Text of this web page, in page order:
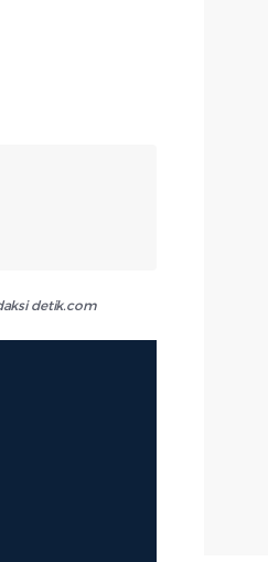
detik.com